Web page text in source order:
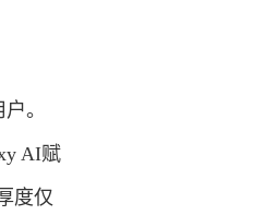
。
AI赋
度仅